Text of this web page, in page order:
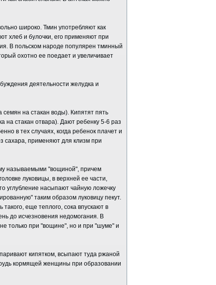
широко. Тмин употребляют как
хлеб и булочки, его применяют при
В польском народе популярен тминный
охотно ее поедает и увеличивает
деятельности желудка и
на стакан воды). Кипятят пять
на стакан отвара). Дают ребенку 5-6 раз
в тех случаях, когда ребенок плачет и
сахара, применяют для клизм при
называемыми "вощиной", причем
луковицы, в верхней ее части,
углубление насыпают чайную ложечку
таким образом луковицу пекут.
еще теплого, сока впускают в
до исчезновения недомогания. В
только при "вощине", но и при "шуме" и
кипятком, всыпают туда ржаной
кормящей женщины при образовании